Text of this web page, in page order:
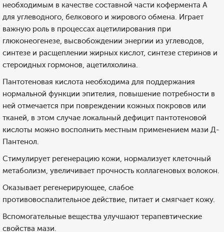
необходимым в качестве составной части кофермента А
для углеводного, белкового и жирового обмена. Играет
важную роль в процессах ацетилирования при
глюконеогенезе, высвобождении энергии из углеводов,
синтезе и расщеплении жирных кислот, синтезе стеринов и
стероидных гормонов, ацетилхолина.
Пантотеновая кислота необходима для поддержания
нормальной функции эпителия, повышение потребности в
ней отмечается при повреждении кожных покровов или
тканей, в этом случае локальный дефицит пантотеновой
кислоты можно восполнить местным применением мази Д-
Пантенол.
Стимулирует регенерацию кожи, нормализует клеточный
метаболизм, увеличивает прочность коллагеновых волокон.
Оказывает регенерирующее, слабое
противовоспалительное действие, питает и смягчает кожу.
Вспомогательные вещества улучшают терапевтические
свойства мази.